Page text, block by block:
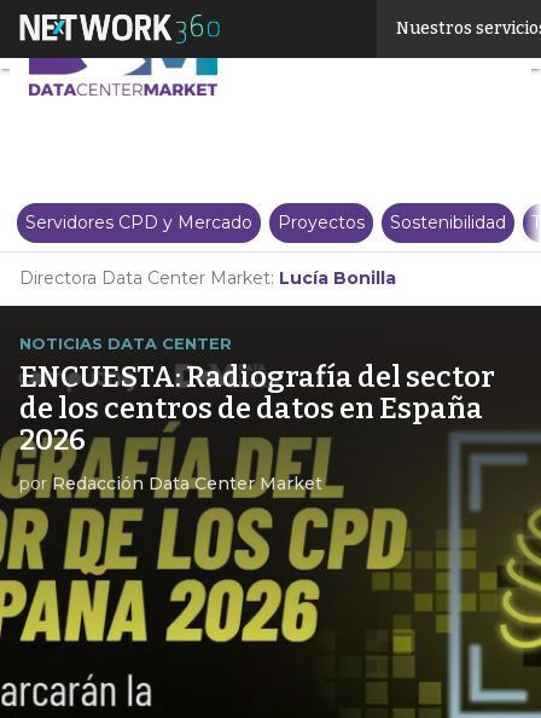
Nuestros
Servidores CPD y Mercado Proyectos Sostenibilidad
Directora Data Center Market: Lucía Bonilla
NOTICIAS DATA CENTER
ENCUESTA: Radiografía del sector
de los centros de datos en España
2026
porRedacción Data Center Market